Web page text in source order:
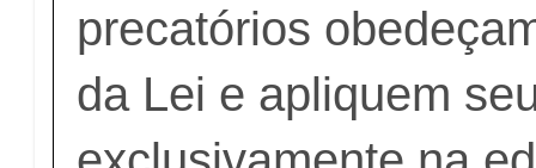
precatórios
da Lei e apliquem